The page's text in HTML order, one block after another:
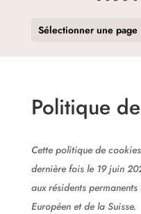
Sélectionner une page
Politique
Cette politique de
dernière fois le 19 juin
aux résidents
Européen et de la Suisse.